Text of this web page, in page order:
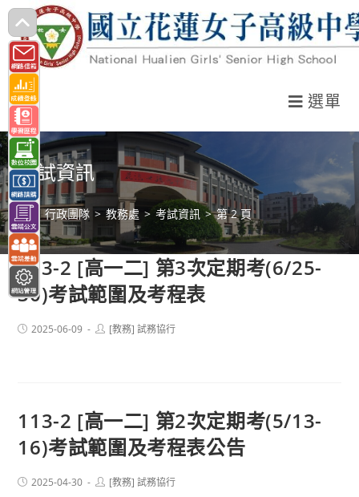
跳
轉
至
主
要
內
容
選單
考試資訊
> 行政團隊 > 教務處 > 考試資訊 > 第 2 頁
113-2 [高一二] 第3次定期考(6/25-
30)考試範圍及考程表
Post2025-06-09
Post[教務] 試務協行
113-2 [高一二] 第2次定期考(5/13-
16)考試範圍及考程表公告
Post2025-04-30
Post[教務] 試務協行